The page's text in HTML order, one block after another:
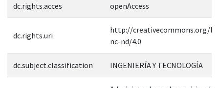
dc.rights.acces openAccess
dc.rights.uri
http://creativecommons.org/
nc-nd/4.0
dc.subject.classification INGENIERÍA Y TECNOLOGÍA